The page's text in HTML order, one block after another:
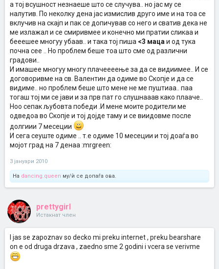
а тој всушност незнаеше што се случува.. но јас му се
налутив. По неколку дена јас измислив друго име и на тоа се
вклучив на скајп и пак се допичував со него и сватив дека не
ме излажал и се смиривмее и конечно ми пратии сликаа и
бееешее многуу убаав.. и така тој пиша <3 маца и од тука
почна сее .. Но проблем беше тоа што сме од различни
градови..
И имашее многуу многу плачеееење за да се видиимее.. И се
договоривме на св. Валентин да одиме во Скопје и да се
видиме.. но проблем беше што мене не ме пуштиаа.. паа
тогаш тој ми се јави и за прв пат го слушнааав како плааче..
Ноо сепак љубовта победи .И мене моите родители ме
одведоа во Скопје и тој дојде таму и се виидовме после
долгиии 7 месеции
И сега сеуште одиме .. т.е одиме 10 месеции и тој доаѓа во
мојот град на 7 денаа :mrgreen:
3 јануари 2010
На dancing.queen му/ѝ се допаѓа ова.
prettygirl
Истакнат член
I jas se zapoznav so decko mi preku internet , preku bearshare
on e od druga drzava , zaedno sme 2 godini i vcera se verivme